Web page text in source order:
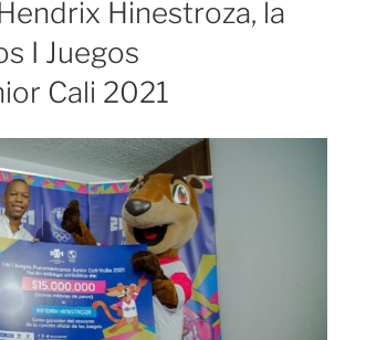
Hinestroza, la
I Juegos
Cali 2021